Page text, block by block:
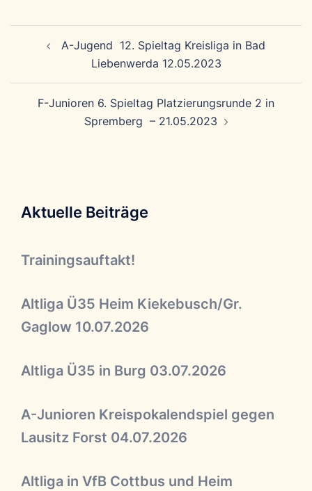
A-Jugend 12. Spieltag Kreisliga in Bad
Liebenwerda 12.05.2023
F-Junioren 6. Spieltag Platzierungsrunde 2 in
Spremberg – 21.05.2023
Aktuelle Beiträge
Trainingsauftakt!
Altliga Ü35 Heim Kiekebusch/Gr.
Gaglow 10.07.2026
Altliga Ü35 in Burg 03.07.2026
A-Junioren Kreispokalendspiel gegen
Lausitz Forst 04.07.2026
Altliga in VfB Cottbus und Heim